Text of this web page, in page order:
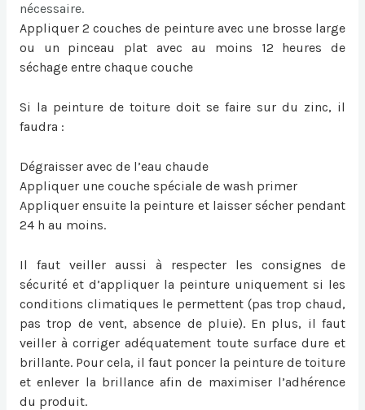
nécessaire.
Appliquer 2 couches de peinture avec une brosse large
ou un pinceau plat avec au moins 12 heures de
séchage entre chaque couche
Si la peinture de toituredoit se faire sur du zinc, il
faudra :
Dégraisser avec de l’eau chaude
Appliquer une couche spéciale de wash primer
Appliquer ensuite la peinture et laisser sécher pendant
24 h au moins.
Il faut veiller aussi à respecter les consignes de
sécurité et d’appliquer la peinture uniquement si les
conditions climatiques le permettent (pas trop chaud,
pas trop de vent, absence de pluie). En plus, il faut
veiller à corriger adéquatement toute surface dure et
brillante. Pour cela, il faut poncer la peinture de toiture
et enlever la brillance afin de maximiser l’adhérence
du produit.